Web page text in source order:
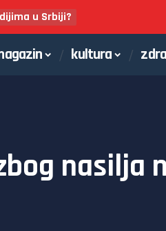
u Srbiji?
kultura
nasilja